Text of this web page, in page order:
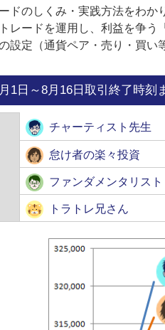
ドのしくみ・実践方法をわ
レードを運用し、利益を争う
設定（通貨ペア・売り・買い
1日～8月16日取引終了時刻
チャーティスト先生
怠け者の楽々投資
ファンダメンタリスト
トラトレ兄さん